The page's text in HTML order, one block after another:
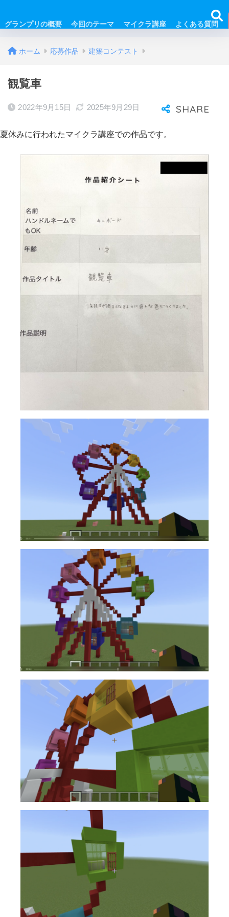
グランプリの概要 今回のテーマ マイクラ講座 よくある質問
ホーム 応募作品 建築コンテスト
観覧車
2022年9月15日 2025年9月29日
夏休みに行われたマイクラ講座での作品です。